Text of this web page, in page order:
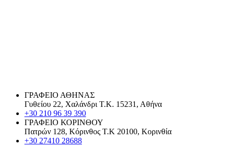
ΓΡΑΦΕΙΟ ΑΘΗΝΑΣ
Γυθείου 22, Χαλάνδρι Τ.Κ. 15231, Αθήνα
+30 210 96 39 390
ΓΡΑΦΕΙΟ ΚΟΡΙΝΘΟΥ
Πατρών 128, Κόρινθος Τ.Κ 20100, Κορινθία
+30 27410 28688